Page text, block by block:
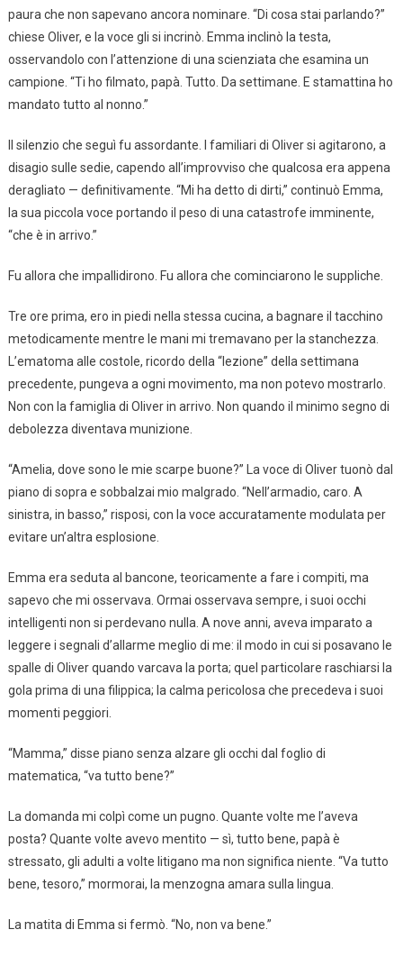
paura che non sapevano ancora nominare. “Di cosa stai parlando?”
chiese Oliver, e la voce gli si incrinò. Emma inclinò la testa,
osservandolo con l’attenzione di una scienziata che esamina un
campione. “Ti ho filmato, papà. Tutto. Da settimane. E stamattina ho
mandato tutto al nonno.”
Il silenzio che seguì fu assordante. I familiari di Oliver si agitarono, a
disagio sulle sedie, capendo all’improvviso che qualcosa era appena
deragliato — definitivamente. “Mi ha detto di dirti,” continuò Emma,
la sua piccola voce portando il peso di una catastrofe imminente,
“che è in arrivo.”
Fu allora che impallidirono. Fu allora che cominciarono le suppliche.
Tre ore prima, ero in piedi nella stessa cucina, a bagnare il tacchino
metodicamente mentre le mani mi tremavano per la stanchezza.
L’ematoma alle costole, ricordo della “lezione” della settimana
precedente, pungeva a ogni movimento, ma non potevo mostrarlo.
Non con la famiglia di Oliver in arrivo. Non quando il minimo segno di
debolezza diventava munizione.
“Amelia, dove sono le mie scarpe buone?” La voce di Oliver tuonò dal
piano di sopra e sobbalzai mio malgrado. “Nell’armadio, caro. A
sinistra, in basso,” risposi, con la voce accuratamente modulata per
evitare un’altra esplosione.
Emma era seduta al bancone, teoricamente a fare i compiti, ma
sapevo che mi osservava. Ormai osservava sempre, i suoi occhi
intelligenti non si perdevano nulla. A nove anni, aveva imparato a
leggere i segnali d’allarme meglio di me: il modo in cui si posavano le
spalle di Oliver quando varcava la porta; quel particolare raschiarsi la
gola prima di una filippica; la calma pericolosa che precedeva i suoi
momenti peggiori.
“Mamma,” disse piano senza alzare gli occhi dal foglio di
matematica, “va tutto bene?”
La domanda mi colpì come un pugno. Quante volte me l’aveva
posta? Quante volte avevo mentito — sì, tutto bene, papà è
stressato, gli adulti a volte litigano ma non significa niente. “Va tutto
bene, tesoro,” mormorai, la menzogna amara sulla lingua.
La matita di Emma si fermò. “No, non va bene.”